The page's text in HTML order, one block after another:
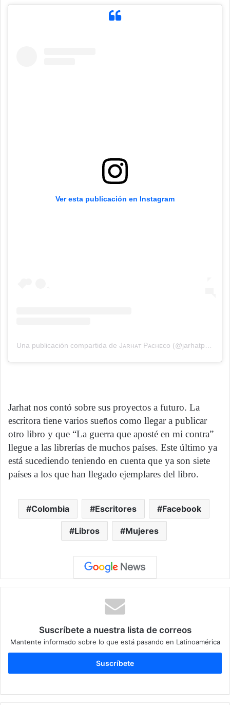
Ver esta publicación en Instagram
Jarhat nos contó sobre sus proyectos a futuro. La
escritora tiene varios sueños como llegar a publicar
otro libro y que “La guerra que aposté en mi contra”
llegue a las librerías de muchos países. Este último ya
está sucediendo teniendo en cuenta que ya son siete
países a los que han llegado ejemplares del libro.
Colombia Escritores Facebook
Libros Mujeres
Suscríbete a nuestra lista de correos
Mantente informado sobre lo que está pasando en Latinoamérica
Suscríbete